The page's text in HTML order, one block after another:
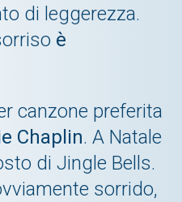
di leggerezza.
è
canzone preferita
Chaplin. A Natale
di Jingle Bells.
sorrido,